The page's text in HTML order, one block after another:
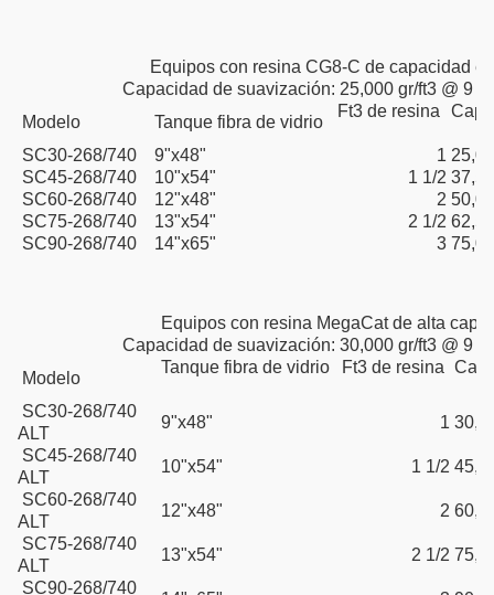
Equipos con resina CG8-C de capacidad
Capacidad de suavización: 25,000 gr/ft3 @ 9
Modelo
Tanque fibra de vidrio
Ft3 de resina
SC30-268/740 9"x48" 1
SC45-268/740
10"x54" 1 1/2
SC60-268/740
12"x48" 2
SC75-268/740
13"x54" 2 1/2
SC90-268/740
14"x65" 3
Equipos con resina MegaCat de alta
Capacidad de suavización: 30,000 gr/ft3 @ 9
Modelo
Tanque fibra de vidrio Ft3 de resina
SC30-268/740
ALT
9"x48" 1
SC45-268/740
ALT
10"x54" 1 1/2
SC60-268/740
ALT
12"x48" 2
SC75-268/740
ALT
13"x54" 2 1/2
SC90-268/740